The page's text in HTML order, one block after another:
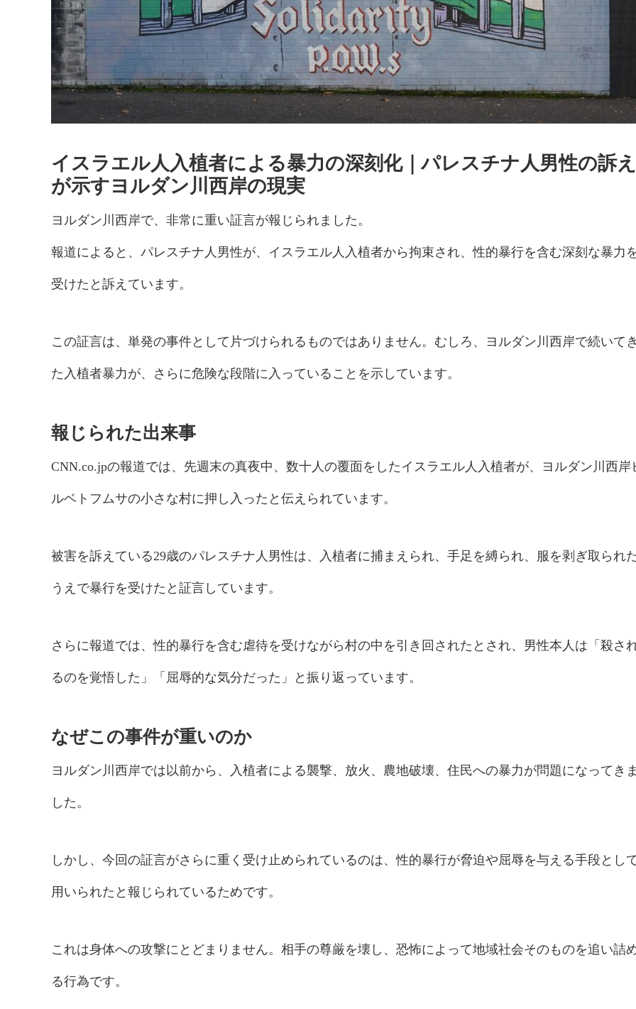
イスラエル人入植者による暴力の深刻化｜パレスチナ人男性の訴え
が示すヨルダン川西岸の現実
ヨルダン川西岸で、非常に重い証言が報じられました。
報道によると、パレスチナ人男性が、イスラエル人入植者から拘束され、性的暴行を含む深刻な暴力
受けたと訴えています。
この証言は、単発の事件として片づけられるものではありません。むしろ、ヨルダン川西岸で続いてき
た入植者暴力が、さらに危険な段階に入っていることを示しています。
報じられた出来事
CNN.co.jpの報道では、先週末の真夜中、数十人の覆面をしたイスラエル人入植者が、ヨルダン川西岸
ルベトフムサの小さな村に押し入ったと伝えられています。
被害を訴えている29歳のパレスチナ人男性は、入植者に捕まえられ、手足を縛られ、服を剥ぎ取られ
うえで暴行を受けたと証言しています。
さらに報道では、性的暴行を含む虐待を受けながら村の中を引き回されたとされ、男性本人は「殺さ
るのを覚悟した」「屈辱的な気分だった」と振り返っています。
なぜこの事件が重いのか
ヨルダン川西岸では以前から、入植者による襲撃、放火、農地破壊、住民への暴力が問題になってきま
した。
しかし、今回の証言がさらに重く受け止められているのは、性的暴行が脅迫や屈辱を与える手段とし
用いられたと報じられているためです。
これは身体への攻撃にとどまりません。相手の尊厳を壊し、恐怖によって地域社会そのものを追い詰
る行為です。